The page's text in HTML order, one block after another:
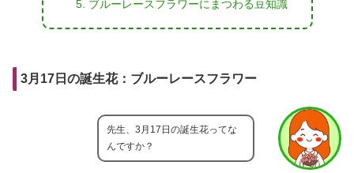
ブルーレースフラワーにまつわる豆知識
3月17日の誕生花：ブルーレースフラワー
先生、3月17日の誕生花ってな
んですか？